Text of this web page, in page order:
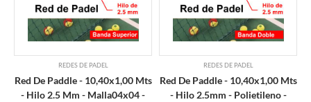
REDES DE PADEL
Red De Paddle - 10,40x1,00 Mts
- Hilo 2.5 Mm - Malla04x04 -
REDES DE PADEL
Red De Paddle - 10,40x1,00 Mts
- Hilo 2.5mm - Polietileno -